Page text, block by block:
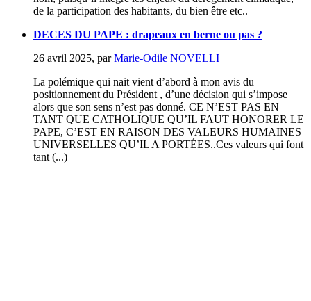
de la participation des habitants, du bien être etc..
DECES DU PAPE : drapeaux en berne ou pas ?
26 avril 2025, parMarie-Odile NOVELLI
La polémique qui nait vient d’abord à mon avis du
positionnement du Président , d’une décision qui s’impose
alors que son sens n’est pas donné. CE N’EST PAS EN
TANT QUE CATHOLIQUE QU’IL FAUT HONORER LE
PAPE, C’EST EN RAISON DES VALEURS HUMAINES
UNIVERSELLES QU’IL A PORTÉES..Ces valeurs qui font
tant (...)